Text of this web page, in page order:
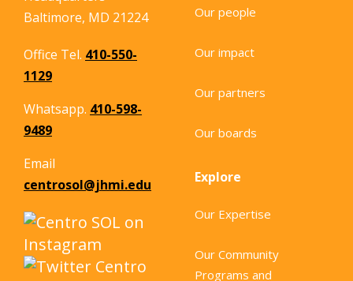
Baltimore, MD 21224
Office Tel. 410-550-
1129
Whatsapp. 410-598-
9489
Email
centrosol@jhmi.edu
Our people
Our impact
Our partners
Our boards
Explore
Our Expertise
Our Community
Programs and